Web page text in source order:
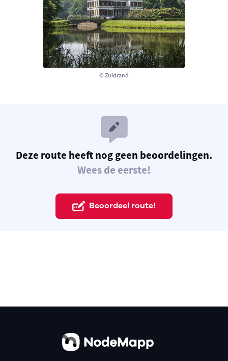
© Zuidrand
Deze route heeft nog geen beoordelingen.
Wees de eerste!
Beoordeel route!